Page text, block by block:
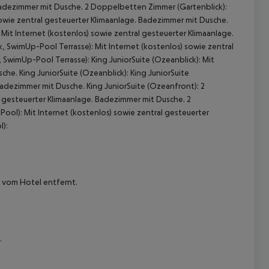
mit Dusche. 2 Doppelbetten Zimmer (Gartenblick):
zentral gesteuerter Klimaanlage. Badezimmer mit Dusche.
Mit Internet (kostenlos) sowie zentral gesteuerter Klimaanlage.
SwimUp-Pool Terrasse): Mit Internet (kostenlos) sowie zentral
Pool Terrasse): King JuniorSuite (Ozeanblick): Mit
King JuniorSuite (Ozeanblick): King JuniorSuite
mit Dusche. King JuniorSuite (Ozeanfront): 2
Klimaanlage. Badezimmer mit Dusche. 2
Mit Internet (kostenlos) sowie zentral gesteuerter
vom Hotel entfernt.